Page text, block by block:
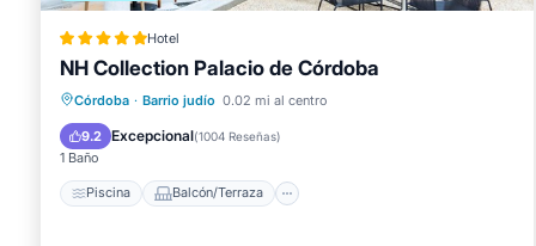
Hotel
NH Collection Palacio de Córdoba
Córdoba · Barrio judío 0.02 mi al centro
9.2 Excepcional(1004 Reseñas)
1 Baño
Piscina Balcón/Terraza
Piscina Balcón/Terraza
Cocina